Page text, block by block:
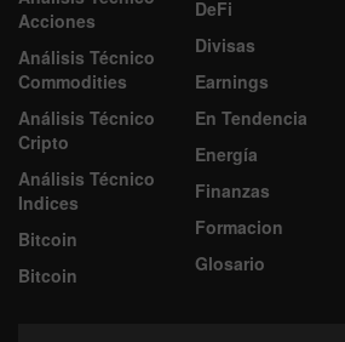
Acciones
Análisis Técnico
Commodities
Análisis Técnico
Cripto
Análisis Técnico
Indices
Bitcoin
Bitcoin
DeFi
Divisas
Earnings
En Tendencia
Energía
Finanzas
Formacion
Glosario